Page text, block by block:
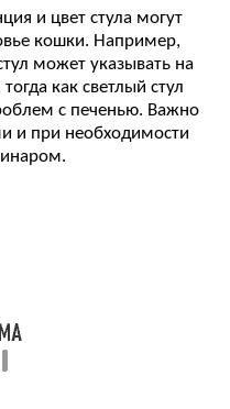
и цвет стула могут
кошки. Например,
может указывать на
как светлый стул
с печенью. Важно
и при необходимости